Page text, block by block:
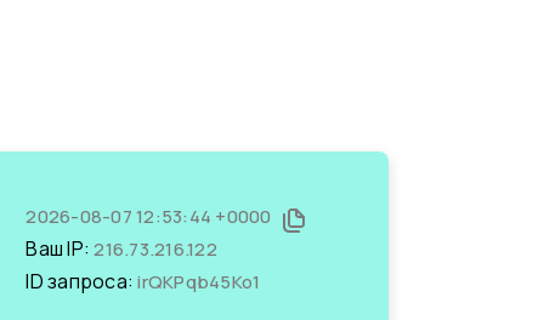
2026-08-07 12:53:44 +0000
Ваш IP:216.73.216.122
ID запроса:irQKPqb45Ko1